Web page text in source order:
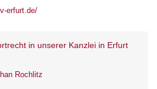
erfurt.de/
in unserer Kanzlei in Erfurt
Rochlitz